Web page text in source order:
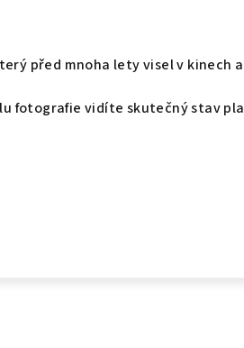
před mnoha lety visel v kinech
fotografie vidíte skutečný stav